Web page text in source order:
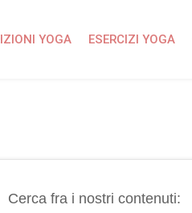
YOGA ESERCIZI YOGA
Cerca fra i nostri contenuti: